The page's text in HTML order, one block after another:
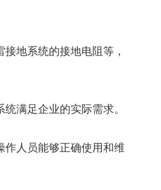
地系统的接地电阻等，
满足企业的实际需求。
作人员能够正确使用和维